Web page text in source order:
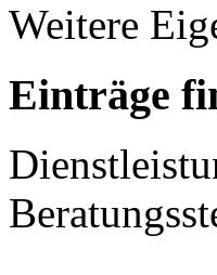
Weitere
Einträge